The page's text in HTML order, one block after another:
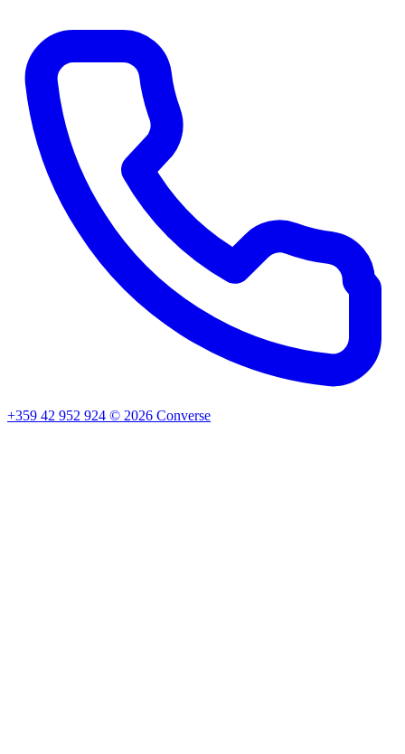
+359 42 952 924 © 2026 Converse